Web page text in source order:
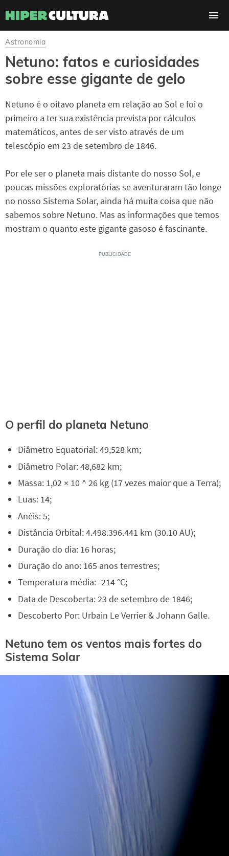
Astronomia
Netuno: fatos e curiosidades
sobre esse gigante de gelo
Netuno é o oitavo planeta em relação ao Sol e foi o
primeiro a ter sua existência prevista por cálculos
matemáticos, antes de ser visto através de um
telescópio em 23 de setembro de 1846.
Por ele ser o planeta mais distante do nosso Sol, e
poucas missões exploratórias se aventuraram tão longe
no nosso Sistema Solar, ainda há muita coisa que não
sabemos sobre Netuno. Mas as informações que temos
mostram o quanto este gigante gasoso é fascinante.
O perfil do planeta Netuno
Diâmetro Equatorial: 49,528 km;
Diâmetro Polar: 48,682 km;
Massa: 1,02 × 10 ^ 26 kg (17 vezes maior que a Terra);
Luas: 14;
Anéis: 5;
Distância Orbital: 4.498.396.441 km (30.10 AU);
Duração do dia: 16 horas;
Duração do ano: 165 anos terrestres;
Temperatura média: -214 °C;
Data de Descoberta: 23 de setembro de 1846;
Descoberto Por: Urbain Le Verrier & Johann Galle.
Netuno tem os ventos mais fortes do
Sistema Solar